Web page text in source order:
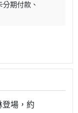
分期付款
登場，約